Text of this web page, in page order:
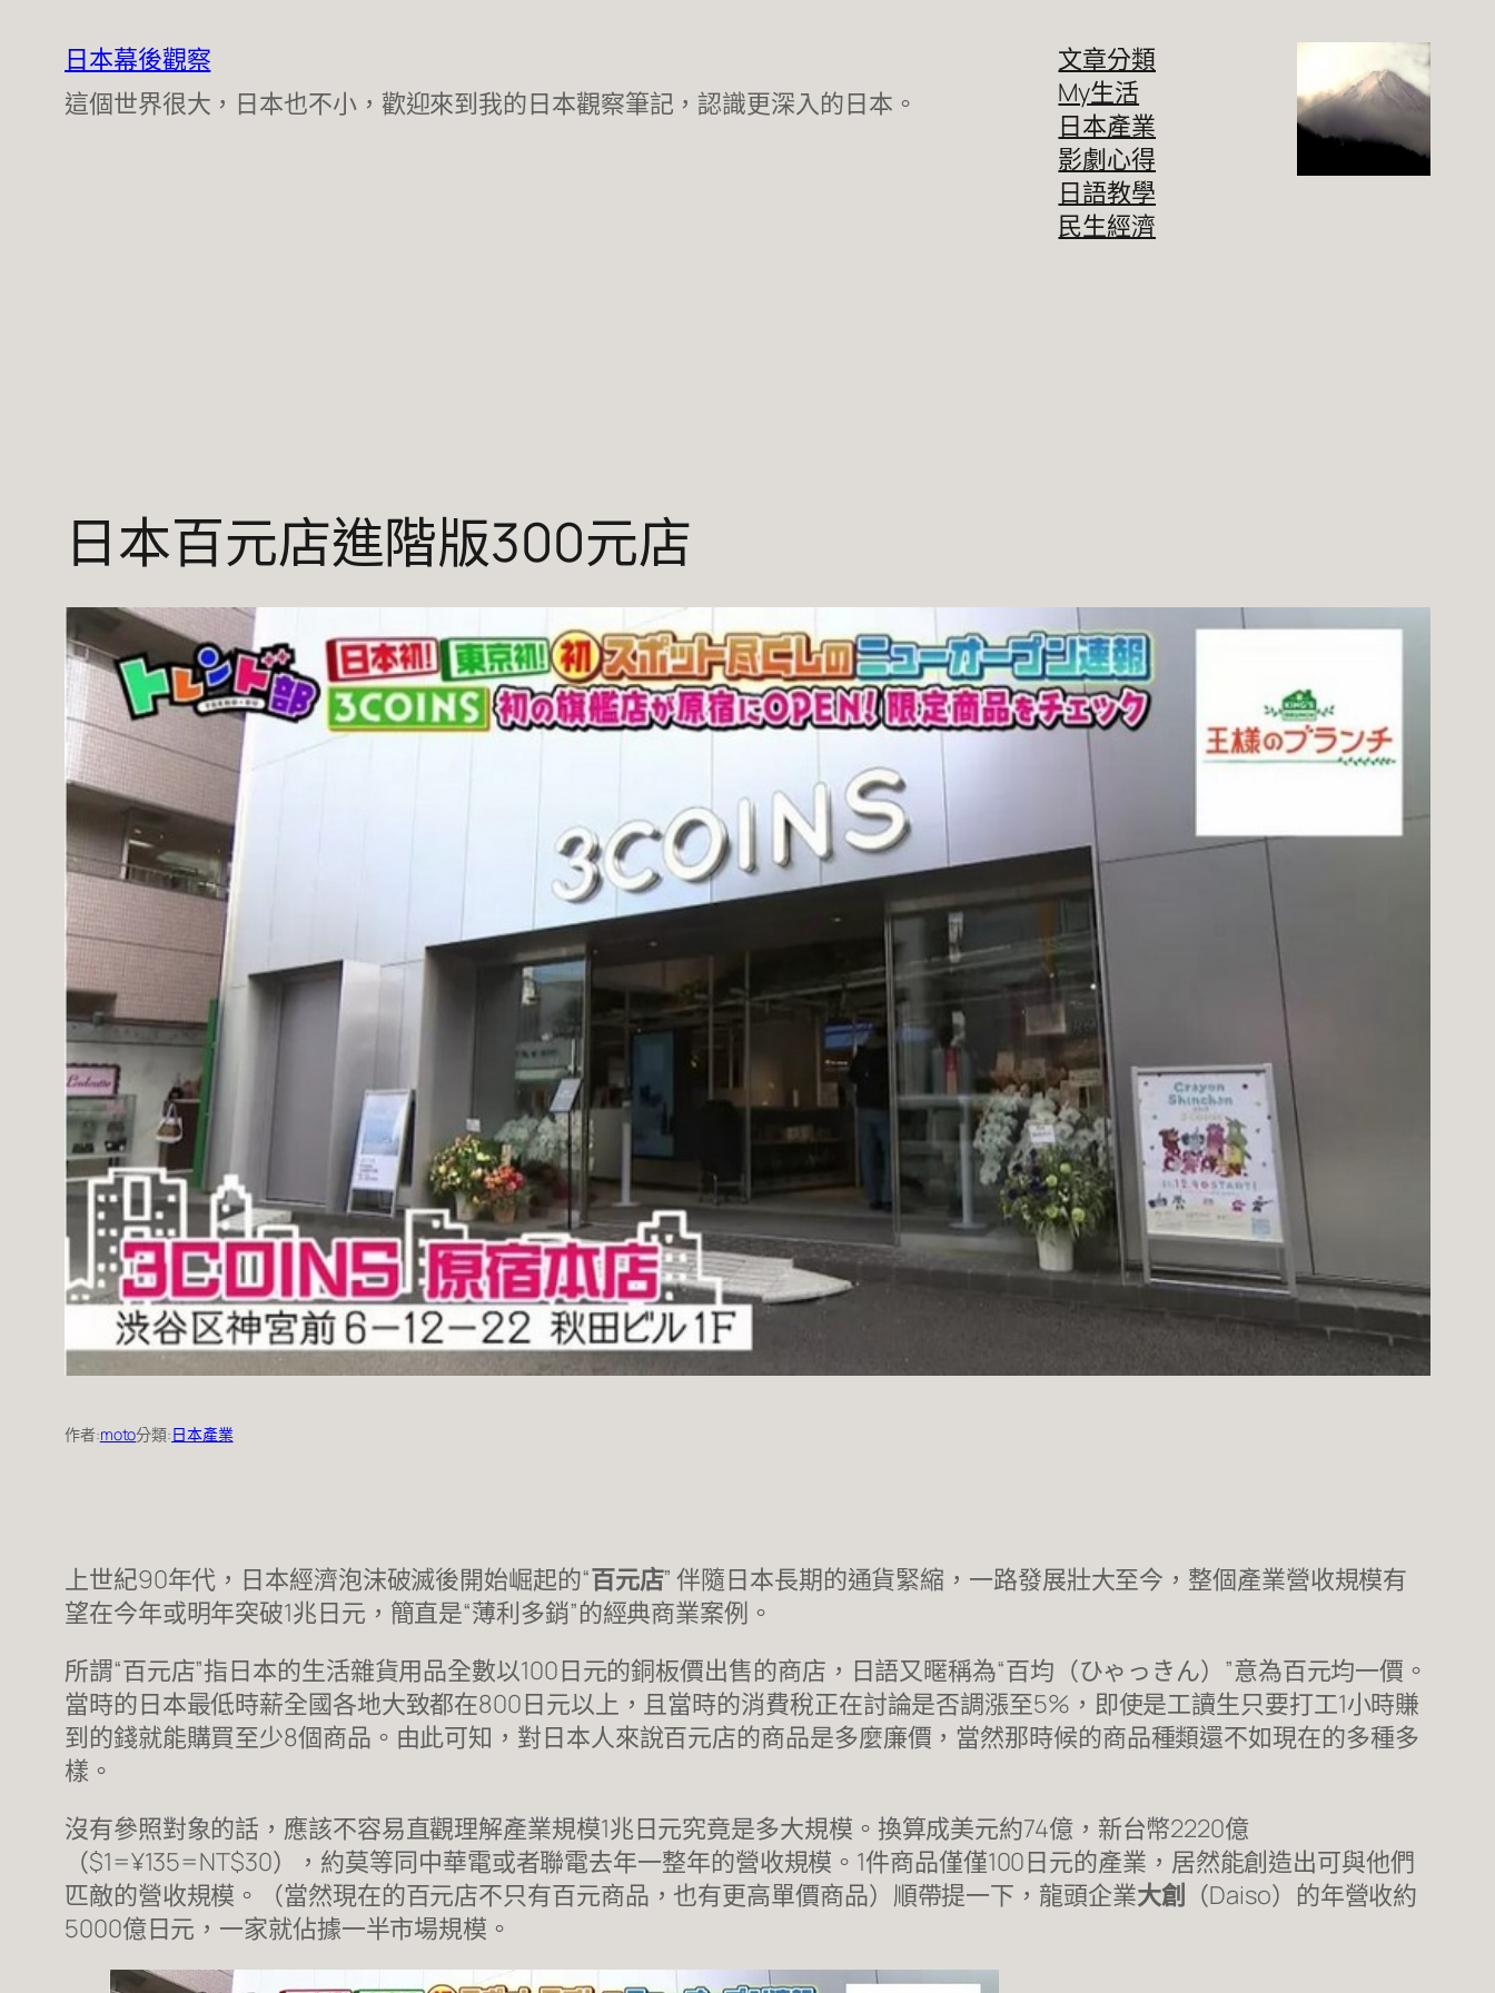
日本幕後觀察
這個世界很大，日本也不小，歡迎來到我的日本觀察筆記，認識更深入的日本。
文章分類
My生活
日本產業
影劇心得
日語教學
民生經濟
日本百元店進階版300元店
作者:moto分類:日本產業
上世紀90年代，日本經濟泡沫破滅後開始崛起的“百元店” 伴隨日本長期的通貨緊縮，一路發展壯大至今，整個產業營收規模有
望在今年或明年突破1兆日元，簡直是“薄利多銷”的經典商業案例。
所謂“百元店”指日本的生活雜貨用品全數以100日元的銅板價出售的商店，日語又暱稱為“百均（ひゃっきん）”意為百元均一價。
當時的日本最低時薪全國各地大致都在800日元以上，且當時的消費稅正在討論是否調漲至5%，即使是工讀生只要打工1小時賺
到的錢就能購買至少8個商品。由此可知，對日本人來說百元店的商品是多麼廉價，當然那時候的商品種類還不如現在的多種多
樣。
沒有參照對象的話，應該不容易直觀理解產業規模1兆日元究竟是多大規模。換算成美元約74億，新台幣2220億
（$1=¥135=NT$30），約莫等同中華電或者聯電去年一整年的營收規模。1件商品僅僅100日元的產業，居然能創造出可與他們
匹敵的營收規模。（當然現在的百元店不只有百元商品，也有更高單價商品）順帶提一下，龍頭企業大創 （Daiso）的年營收約
5000億日元，一家就佔據一半市場規模。